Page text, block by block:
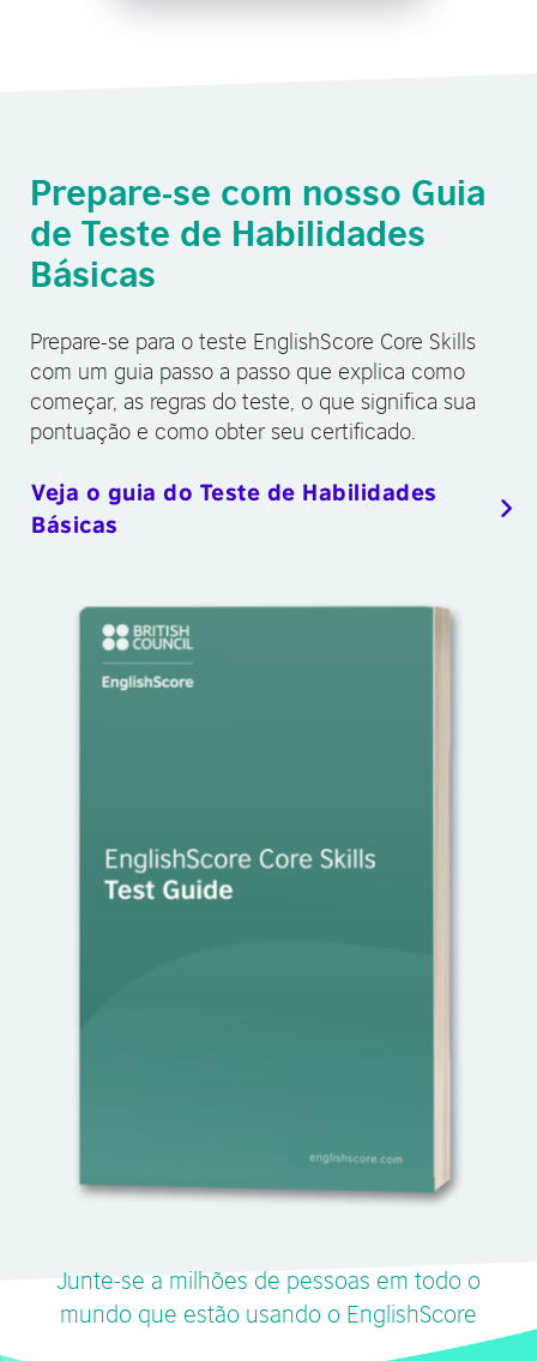
Prepare-se com nosso Guia
de Teste de Habilidades
Básicas
Prepare-se para o teste EnglishScore Core Skills
com um guia passo a passo que explica como
começar, as regras do teste, o que significa sua
pontuação e como obter seu certificado.
Veja o guia do Teste de Habilidades
Básicas
Junte-se a milhões de pessoas em todo o
mundo que estão usando o EnglishScore